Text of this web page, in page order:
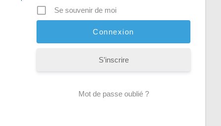
Se souvenir de moi
S’inscrire
Mot de passe oublié ?